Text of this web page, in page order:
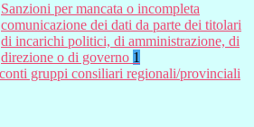
Sanzioni per mancata o incompleta
comunicazione dei dati da parte dei titolari
di incarichi politici, di amministrazione, di
direzione o di governo 1
gruppi consiliari regionali/provinciali